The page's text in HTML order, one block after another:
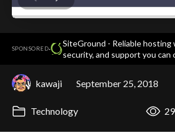
SPONSORED·
SiteGround - Reliable hosting
security, and support you can
kawaji September 25, 2018
Technology 29